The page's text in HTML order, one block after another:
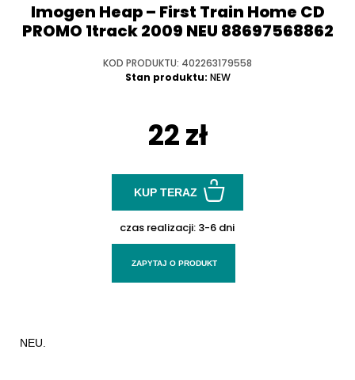
Imogen Heap ‎– First Train Home CD
PROMO 1track 2009 NEU 88697568862
KOD PRODUKTU: 402263179558
Stan produktu: NEW
22 zł
KUP TERAZ
czas realizacji: 3-6 dni
ZAPYTAJ O PRODUKT
NEU.